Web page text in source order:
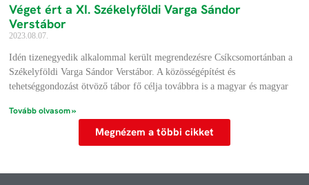
Véget ért a XI. Székelyföldi Varga Sándor
Verstábor
2023.08.07.
Idén tizenegyedik alkalommal került megrendezésre Csíkcsomortánban a
Székelyföldi Varga Sándor Verstábor. A közösségépítést és
tehetséggondozást ötvöző tábor fő célja továbbra is a magyar és magyar
Tovább olvasom »
Megnézem a többi cikket